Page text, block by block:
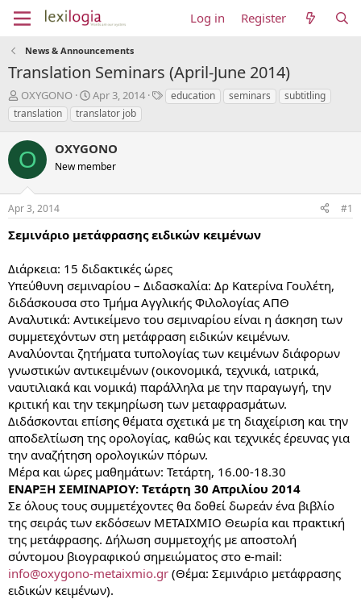
Log in Register
News & Announcements
Translation Seminars (April-June 2014)
T
h
r
e
a
d
s
t
a
t
r
OXYGONO
S
t
a
t
d
t
Apr 3, 2014
Teducation seminars
subtitling
translation
translator job
O OXYGONO
New member
Apr 3, 2014 #1
Σεμινάριο μετάφρασης ειδικών κειμένων
Διάρκεια: 15 διδακτικές ώρες
Υπεύθυνη σεμιναρίου – Διδασκαλία: Δρ Κατερίνα Γουλέτη,
διδάσκουσα στο Τμήμα Αγγλικής Φιλολογίας ΑΠΘ
Αναλυτικά: Αντικείμενο του σεμιναρίου είναι η άσκηση των
συμμετεχόντων στη μετάφραση ειδικών κειμένων.
Αναλύονται ζητήματα τυπολογίας των κειμένων διάφορων
γνωστικών αντικειμένων (οικονομικά, τεχνικά, ιατρικά,
ναυτιλιακά και νομικά) παράλληλα με την παραγωγή, την
κριτική και την τεκμηρίωση των μεταφρασμάτων.
Διδάσκονται επίσης θέματα σχετικά με τη διαχείριση και την
αποδελτίωση της ορολογίας, καθώς και τεχνικές έρευνας για
την αναζήτηση ορολογικών πόρων.
Μέρα και ώρες μαθημάτων: Τετάρτη, 16.00-18.30
ΕΝΑΡΞΗ ΣΕΜΙΝΑΡΙΟΥ: Τετάρτη 30 Απριλίου 2014
Σε όλους τους συμμετέχοντες θα δοθεί δωρεάν ένα βιβλίο
της σειράς των εκδόσεων ΜΕΤΑΙΧΜΙΟ Θεωρία και πρακτική
της μετάφρασης. Δήλωση συμμετοχής με αποστολή
σύντομου βιογραφικού σημειώματος στο e-mail:
info@oxygono-metaixmio.gr (Θέμα: Σεμινάριο μετάφρασης
ειδικών κειμένων).